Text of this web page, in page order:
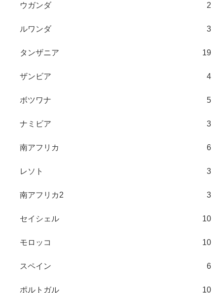
ウガンダ 2
ルワンダ 3
タンザニア 19
ザンビア 4
ボツワナ 5
ナミビア 3
南アフリカ 6
レソト 3
南アフリカ2 3
セイシェル 10
モロッコ 10
スペイン 6
ポルトガル 10